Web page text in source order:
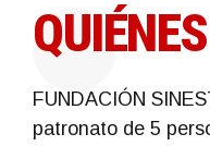
QUIÉNES
FUNDACIÓN
patronato de 5